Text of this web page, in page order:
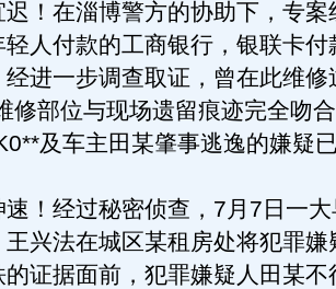
在淄博警方的协助下，专案
人付款的工商银行，银联卡付
进一步调查取证，曾在此维修
修部位与现场遗留痕迹完全吻
及车主田某肇事逃逸的嫌疑
经过秘密侦查，7月7日一大
兴法在城区某租房处将犯罪嫌
的证据面前，犯罪嫌疑人田某